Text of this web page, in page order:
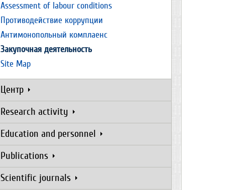
Assessment of labour conditions
Противодействие коррупции
Антимонопольный комплаенс
Закупочная деятельность
Site Map
Центр
Research activity
Education and personnel
Publications
Scientific journals